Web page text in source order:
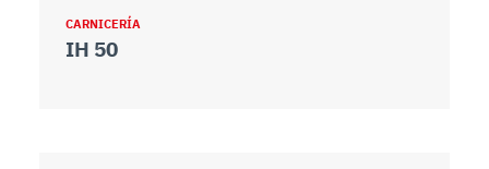
CARNICERÍA
IH 50